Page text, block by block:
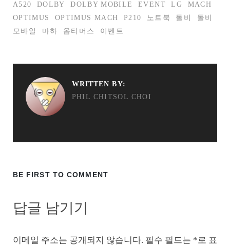
A520
DOLBY DOLBY MOBILE EVENT LG
MACH
OPTIMUS
OPTIMUS MACH P210 노트북 돌비
돌비
모바일
마하 옵티머스 이벤트
WRITTEN BY:
PHIL CHITSOL CHOI
BE FIRST TO COMMENT
답글 남기기
이메일 주소는 공개되지 않습니다. 필수 필드는 *로 표